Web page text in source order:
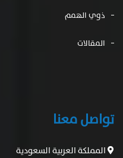
ذوي الهمم
المقالات
تواصل معنا
المملكة العربية السعودية